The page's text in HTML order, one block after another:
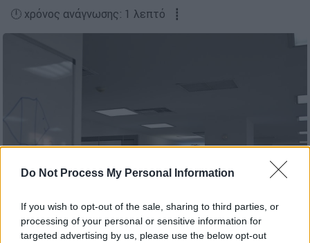
Do Not Process My Personal Information
If you wish to opt-out of the sale, sharing to third parties, or
processing of your personal or sensitive information for
targeted advertising by us, please use the below opt-out
🕛 χρόνος ανάγνωσης: 1 λεπτό ┋
ΜΕΘ/ΚΑΡΑΓΙΑΝΝΗΣ ΜΙΧΑΛΗΣ/EUROKINISSI